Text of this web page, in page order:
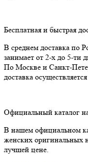
Бесплатная и быстрая
В среднем доставка по
занимает от 2-х до 5-ти
По Москве и Санкт-
доставка
Официальный каталог
В нашем официальном
женских оригинальных
лучшей цене.